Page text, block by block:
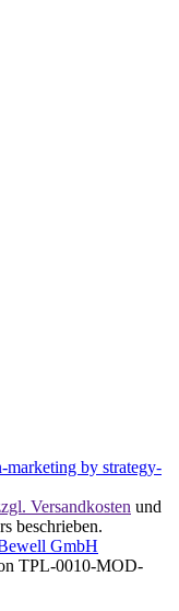
Versandkosten und
beschrieben.
GmbH
TPL-0010-MOD-